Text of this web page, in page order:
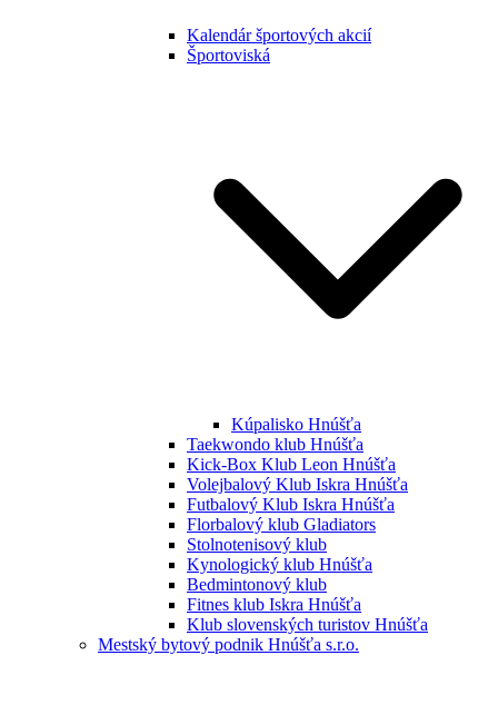
Kalendár športových akcií
Športoviská
Kúpalisko Hnúšťa
Taekwondo klub Hnúšťa
Kick-Box Klub Leon Hnúšťa
Volejbalový Klub Iskra Hnúšťa
Futbalový Klub Iskra Hnúšťa
Florbalový klub Gladiators
Stolnotenisový klub
Kynologický klub Hnúšťa
Bedmintonový klub
Fitnes klub Iskra Hnúšťa
Klub slovenských turistov Hnúšťa
Mestský bytový podnik Hnúšťa s.r.o.